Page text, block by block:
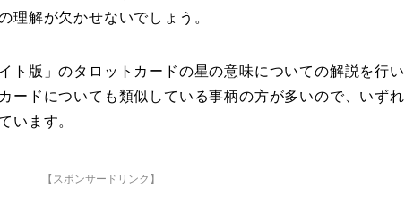
理解が欠かせないでしょう。
ト版」のタロットカードの星の意味についての解説を行い
ードについても類似している事柄の方が多いので、いずれ
います。
【スポンサードリンク】